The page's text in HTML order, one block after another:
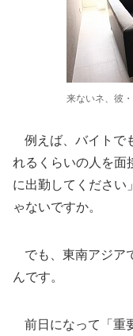
来ないネ、彼・
例えば、バイトで
れるくらいの人を
に出勤してください
ゃないですか。
でも、東南アジア
んです。
前日になって「重